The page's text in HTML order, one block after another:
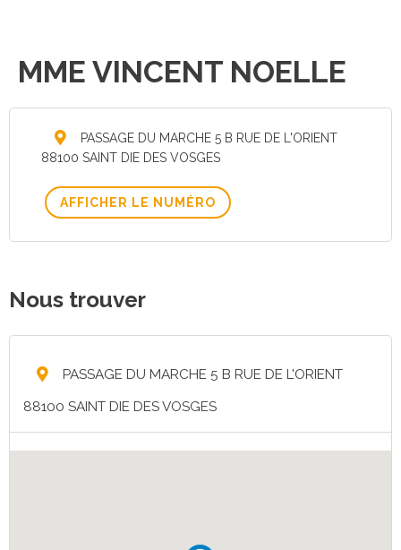
MME VINCENT NOELLE
PASSAGE DU MARCHE 5 B RUE DE L'ORIENT
88100 SAINT DIE DES VOSGES
AFFICHER LE NUMÉRO
Nous trouver
PASSAGE DU MARCHE 5 B RUE DE L'ORIENT
88100 SAINT DIE DES VOSGES